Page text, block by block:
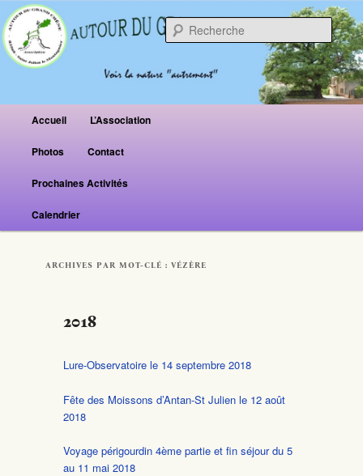
Menu principal
Aller au contenu principal
Aller au contenu secondaire
Accueil L’Association
Photos Contact
Prochaines Activités
Calendrier
ARCHIVES PAR MOT-CLÉ :VÉZÈRE
2018
Lure-Observatoire le 14 septembre 2018
Fête des Moissons d’Antan-St Julien le 12 août
2018
Voyage périgourdin 4ème partie et fin séjour du 5
au 11 mai 2018